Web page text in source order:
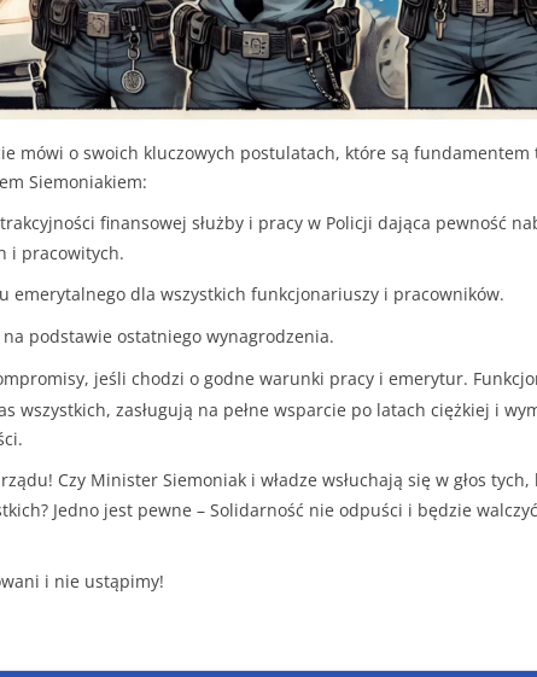
mówi o swoich kluczowych postulatach, które są
Siemoniakiem:
finansowej służby i pracy w Policji dająca pewność
i pracowitych.
emerytalnego dla wszystkich funkcjonariuszy i pracowników.
podstawie ostatniego wynagrodzenia.
jeśli chodzi o godne warunki pracy i emerytur.
wszystkich, zasługują na pełne wsparcie po latach ciężkiej i
Czy Minister Siemoniak i władze wsłuchają się w głos
Jedno jest pewne – Solidarność nie odpuści i będzie
i nie ustąpimy!